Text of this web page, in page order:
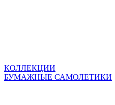
КОЛЛЕКЦИИ
БУМАЖНЫЕ САМОЛЕТИКИ